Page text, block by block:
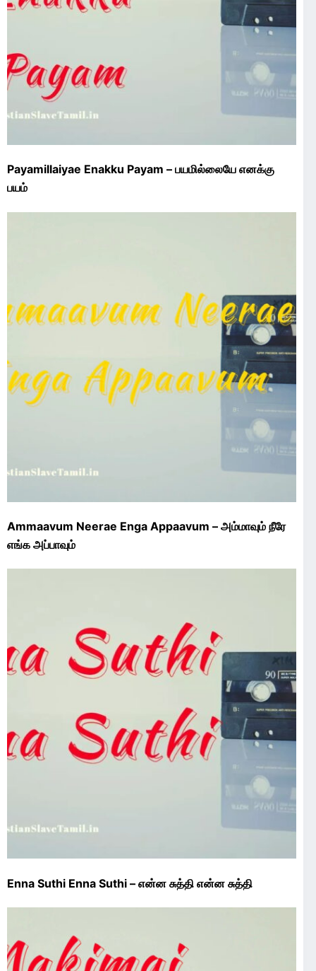
Payamillaiyae Enakku Payam – பயமில்லையே எனக்கு
பயம்
Ammaavum Neerae Enga Appaavum – அம்மாவும் நீரே
எங்க அப்பாவும்
Enna Suthi Enna Suthi – என்ன சுத்தி என்ன சுத்தி